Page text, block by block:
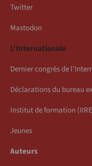
Twitter
Mastodon
L’Internationale
Dernier congrès de
Déclarations du bureau
Institut de formation
Jeunes
Auteurs